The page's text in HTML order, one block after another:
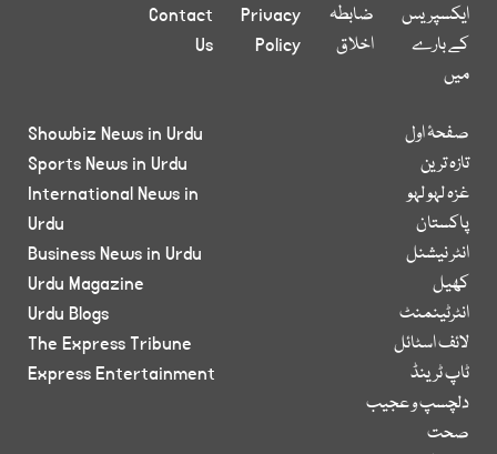
ایکسپریس
کے بارے
میں
ضابطہ
اخلاق
Privacy
Policy
Contact
Us
صفحۂ اول
تازہ ترین
غزہ لہو لہو
پاکستان
انٹر نیشنل
کھیل
انٹرٹینمنٹ
لائف اسٹائل
ٹاپ ٹرینڈ
دلچسپ و عجیب
صحت
Showbiz News in Urdu
Sports News in Urdu
International News in
Urdu
Business News in Urdu
Urdu Magazine
Urdu Blogs
The Express Tribune
Express Entertainment